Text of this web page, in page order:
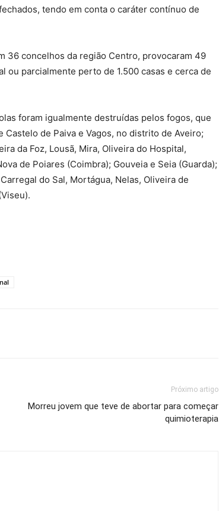
tendo em conta o caráter contínuo de
36 concelhos da região Centro, provocaram 49
parcialmente perto de 1.500 casas e cerca de
foram igualmente destruídas pelos fogos, que
de Paiva e Vagos, no distrito de Aveiro;
da Foz, Lousã, Mira, Oliveira do Hospital,
de Poiares (Coimbra); Gouveia e Seia (Guarda);
do Sal, Mortágua, Nelas, Oliveira de
Próximo artigo
Morreu jovem que teve de abortar para começar
quimioterapia